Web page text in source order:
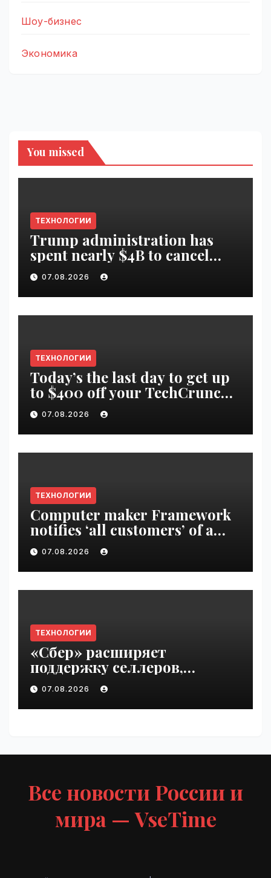
Шоу-бизнес
Экономика
You missed
ТЕХНОЛОГИИ
Trump administration has
spent nearly $4B to cancel
offshore wind farms |
VseTime.ru
07.08.2026
ТЕХНОЛОГИИ
Today’s the last day to get up
to $400 off your TechCrunch
Disrupt 2026 ticket |
VseTime.ru
07.08.2026
ТЕХНОЛОГИИ
Computer maker Framework
notifies ‘all customers’ of a
data breach | VseTime.ru
07.08.2026
ТЕХНОЛОГИИ
«Сбер» расширяет
поддержку селлеров,
пострадавших от
инцидентов на складах
Wildberries | VseTime.ru
07.08.2026
Все новости России и
мира — VseTime